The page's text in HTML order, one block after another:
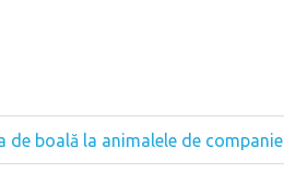
de boală la animalele de companie